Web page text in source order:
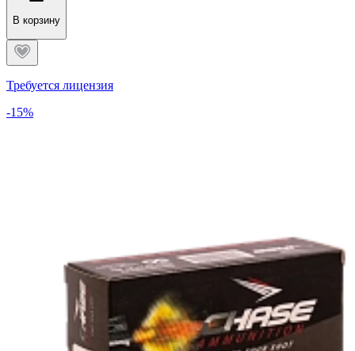
В корзину
Требуется лицензия
-15%